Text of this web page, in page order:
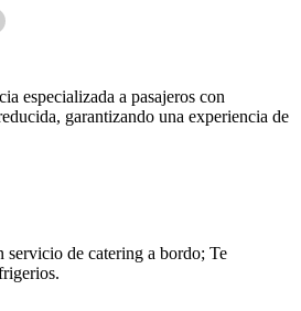
especializada a pasajeros con
garantizando una experiencia de
servicio de catering a bordo; Te